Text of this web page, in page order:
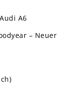
A6
– Neuer